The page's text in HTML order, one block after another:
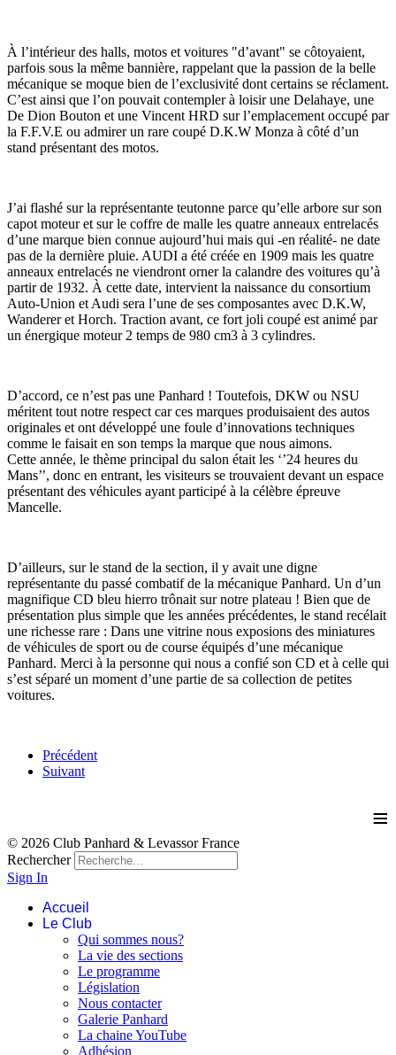
À l’intérieur des halls, motos et voitures "d’avant" se côtoyaient,
parfois sous la même bannière, rappelant que la passion de la belle
mécanique se moque bien de l’exclusivité dont certains se réclament.
C’est ainsi que l’on pouvait contempler à loisir une Delahaye, une
De Dion Bouton et une Vincent HRD sur l’emplacement occupé par
la F.F.V.E ou admirer un rare coupé D.K.W Monza à côté d’un
stand présentant des motos.
J’ai flashé sur la représentante teutonne parce qu’elle arbore sur son
capot moteur et sur le coffre de malle les quatre anneaux entrelacés
d’une marque bien connue aujourd’hui mais qui -en réalité- ne date
pas de la dernière pluie. AUDI a été créée en 1909 mais les quatre
anneaux entrelacés ne viendront orner la calandre des voitures qu’à
partir de 1932. À cette date, intervient la naissance du consortium
Auto-Union et Audi sera l’une de ses composantes avec D.K.W,
Wanderer et Horch. Traction avant, ce fort joli coupé est animé par
un énergique moteur 2 temps de 980 cm3 à 3 cylindres.
D’accord, ce n’est pas une Panhard ! Toutefois, DKW ou NSU
méritent tout notre respect car ces marques produisaient des autos
originales et ont développé une foule d’innovations techniques
comme le faisait en son temps la marque que nous aimons.
Cette année, le thème principal du salon était les ‘’24 heures du
Mans’’, donc en entrant, les visiteurs se trouvaient devant un espace
présentant des véhicules ayant participé à la célèbre épreuve
Mancelle.
D’ailleurs, sur le stand de la section, il y avait une digne
représentante du passé combatif de la mécanique Panhard. Un d’un
magnifique CD bleu hierro trônait sur notre plateau ! Bien que de
présentation plus simple que les années précédentes, le stand recélait
une richesse rare : Dans une vitrine nous exposions des miniatures
de véhicules de sport ou de course équipés d’une mécanique
Panhard. Merci à la personne qui nous a confié son CD et à celle qui
s’est séparé un moment d’une partie de sa collection de petites
voitures.
Précédent
Suivant
≡
© 2026 Club Panhard & Levassor France
Rechercher
Sign In
Accueil
Le Club
Qui sommes nous?
La vie des sections
Le programme
Législation
Nous contacter
Galerie Panhard
La chaine YouTube
Adhésion